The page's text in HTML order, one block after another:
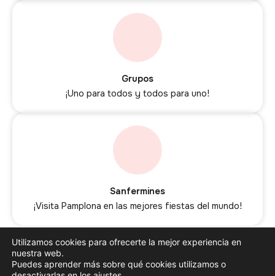
Grupos
¡Uno para todos y todos para uno!
Sanfermines
¡Visita Pamplona en las mejores fiestas del mundo!
Utilizamos cookies para ofrecerte la mejor experiencia en
nuestra web.
Puedes aprender más sobre qué cookies utilizamos o